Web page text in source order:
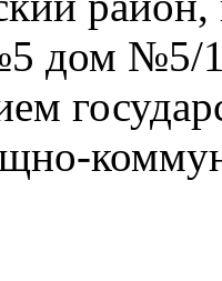
дом №5/1